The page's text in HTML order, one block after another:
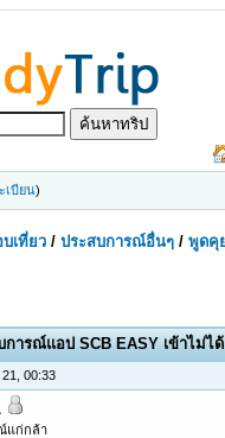
เบียน)
เที่ยว /ประสบการณ์อื่นๆ /พูดคุ
การณ์แอป SCB EASY เข้าไม่ได้
00:33
แก่กล้า